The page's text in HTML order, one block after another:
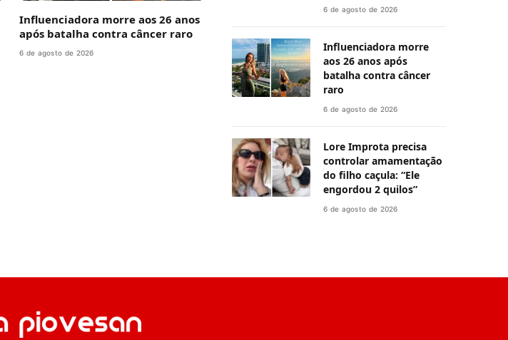
Influenciadora morre aos 26 anos
após batalha contra câncer raro
6 de agosto de 2026
6 de agosto de 2026
Influenciadora morre
aos 26 anos após
batalha contra câncer
raro
6 de agosto de 2026
Lore Improta precisa
controlar amamentação
do filho caçula: “Ele
engordou 2 quilos”
6 de agosto de 2026